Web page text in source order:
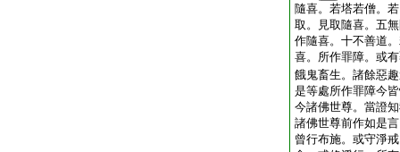
隨喜。若塔若僧。
取。見取隨喜。五
作隨喜。十不善道
喜。所作罪障。或
餓鬼畜生。諸餘惡
是等處所作罪障今
今諸佛世尊。當證
諸佛世尊前作如是
曾行布施。或守淨